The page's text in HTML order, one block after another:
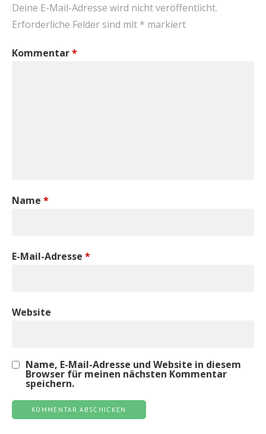
Deine E-Mail-Adresse wird nicht veröffentlicht.
Erforderliche Felder sind mit * markiert
Kommentar*
Name *
E-Mail-Adresse *
Website
Name, E-Mail-Adresse und Website in diesem
Browser für meinen nächsten Kommentar
speichern.